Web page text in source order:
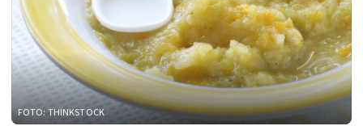
FOTO: THINKSTOCK